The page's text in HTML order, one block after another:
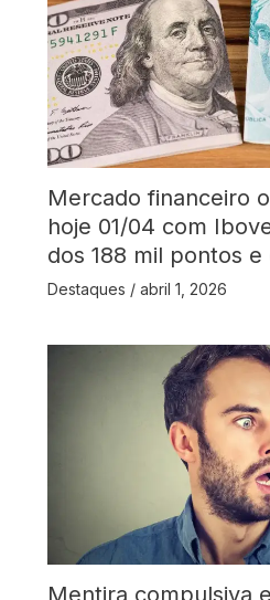
Mercado financeiro
hoje 01/04 com
dos 188 mil pontos
Destaques / abril 1, 2026
Mentira compulsiva